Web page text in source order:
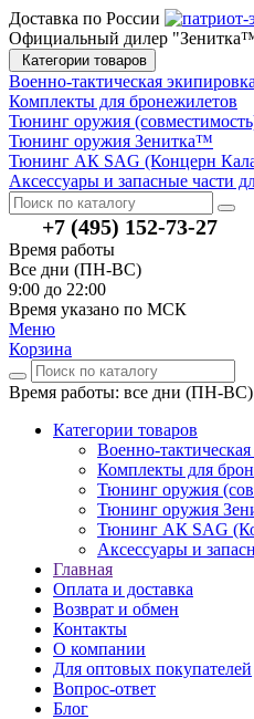
Доставка по России
Официальный дилер
Категории товаров
Военно-тактическая
Комплекты для бронежилетов
Тюнинг оружия
Тюнинг оружия Зенитка™
Тюнинг АК SAG (Концерн
Аксессуары и запасные части
+7 (495) 152-73-27
Время работы
Все дни (ПН-ВС)
9:00 до 22:00
Время указано по МСК
Меню
Корзина
Время работы: все дни (ПН-ВС)
Категории товаров
Военно-
Комплекты для
Тюнинг оружия
Тюнинг оружия
Тюнинг АК SAG
Аксессуары и
Главная
Оплата и доставка
Возврат и обмен
Контакты
О компании
Для оптовых покупателей
Вопрос-ответ
Блог